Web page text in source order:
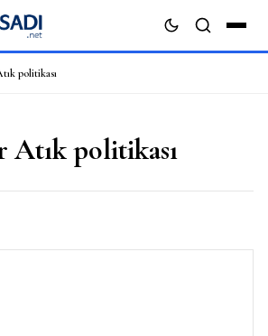
politikası
Atık politikası